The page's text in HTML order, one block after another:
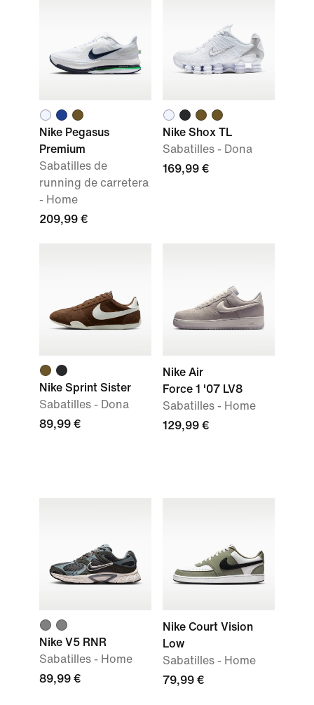
Nike Pegasus
Premium
Sabatilles de
running de carretera
- Home
209,99 €
Nike Shox TL
Sabatilles - Dona
169,99 €
Nike Sprint Sister
Sabatilles - Dona
89,99 €
Nike Air
Force 1 '07 LV8
Sabatilles - Home
129,99 €
Nike V5 RNR
Sabatilles - Home
89,99 €
Nike Court Vision
Low
Sabatilles - Home
79,99 €